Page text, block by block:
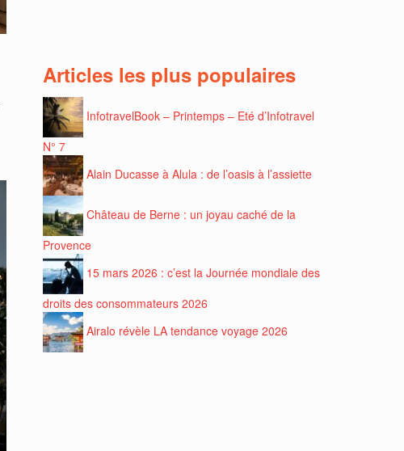
Articles les plus populaires
InfotravelBook – Printemps – Eté d’Infotravel
N° 7
Alain Ducasse à Alula : de l’oasis à l’assiette
Château de Berne : un joyau caché de la
Provence
15 mars 2026 : c’est la Journée mondiale des
droits des consommateurs 2026
Airalo révèle LA tendance voyage 2026